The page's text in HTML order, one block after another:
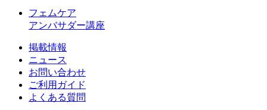
フェムケア
アンバサダー講座
掲載情報
ニュース
お問い合わせ
ご利用ガイド
よくある質問